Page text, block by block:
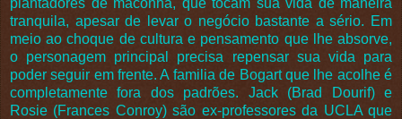
tranquila, apesar de levar o negócio bastante a sério. Em
meio ao choque de cultura e pensamento que lhe absorve,
o personagem principal precisa repensar sua vida para
poder seguir em frente. A familia de Bogart que lhe acolhe é
completamente fora dos padrões. Jack (Brad Dourif) e
Rosie (Frances Conroy) são ex-professores da UCLA que